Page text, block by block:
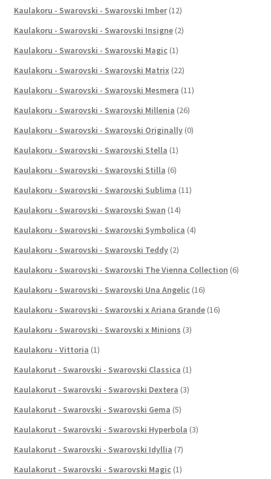
Kaulakoru - Swarovski - Swarovski Imber (12)
Kaulakoru - Swarovski - Swarovski Insigne (2)
Kaulakoru - Swarovski - Swarovski Magic (1)
Kaulakoru - Swarovski - Swarovski Matrix (22)
Kaulakoru - Swarovski - Swarovski Mesmera (11)
Kaulakoru - Swarovski - Swarovski Millenia (26)
Kaulakoru - Swarovski - Swarovski Originally (0)
Kaulakoru - Swarovski - Swarovski Stella (1)
Kaulakoru - Swarovski - Swarovski Stilla (6)
Kaulakoru - Swarovski - Swarovski Sublima (11)
Kaulakoru - Swarovski - Swarovski Swan (14)
Kaulakoru - Swarovski - Swarovski Symbolica (4)
Kaulakoru - Swarovski - Swarovski Teddy (2)
Kaulakoru - Swarovski - Swarovski The Vienna Collection (6)
Kaulakoru - Swarovski - Swarovski Una Angelic (16)
Kaulakoru - Swarovski - Swarovski x Ariana Grande (16)
Kaulakoru - Swarovski - Swarovski x Minions (3)
Kaulakoru - Vittoria (1)
Kaulakorut - Swarovski - Swarovski Classica (1)
Kaulakorut - Swarovski - Swarovski Dextera (3)
Kaulakorut - Swarovski - Swarovski Gema (5)
Kaulakorut - Swarovski - Swarovski Hyperbola (3)
Kaulakorut - Swarovski - Swarovski Idyllia (7)
Kaulakorut - Swarovski - Swarovski Magic (1)